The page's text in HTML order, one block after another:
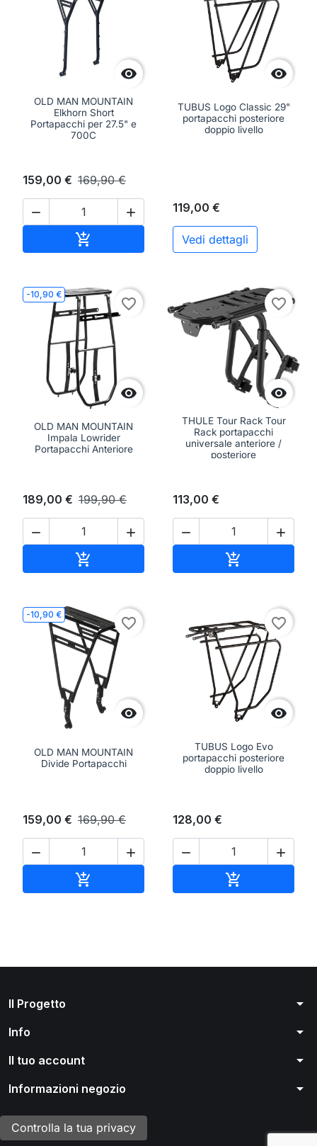

OLD MAN MOUNTAIN
Elkhorn Short
Portapacchi per 27.5" e
700C
159,00 € 169,90 €
 
 Aggiungi al carrello

TUBUS Logo Classic 29"
portapacchi posteriore
doppio livello
119,00 €
Vedi dettagli
-10,90 €

favorite_border
OLD MAN MOUNTAIN
Impala Lowrider
Portapacchi Anteriore
189,00 € 199,90 €
 


favorite_border
THULE Tour Rack Tour
Rack portapacchi
universale anteriore /
posteriore
113,00 €
 

-10,90 €

favorite_border
OLD MAN MOUNTAIN
Divide Portapacchi
159,00 € 169,90 €
 


favorite_border
TUBUS Logo Evo
portapacchi posteriore
doppio livello
128,00 €
 

Il Progetto arrow_drop_down
Info arrow_drop_down
Il tuo account arrow_drop_down
Informazioni negozio arrow_drop_down
Controlla la tua privacy